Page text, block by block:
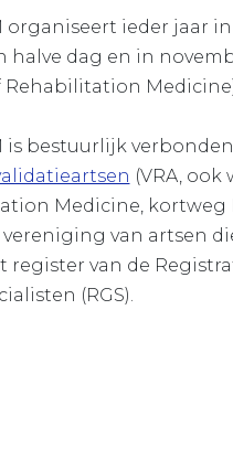
organiseert ieder jaar
halve dag en in
Rehabilitation
is bestuurlijk
(VRA,
Medicine, kortweg
van artsen
register van de
(RGS).